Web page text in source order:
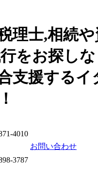
理士,相続や
をお探し
支援するイ
4010
お問い合わせ
3787